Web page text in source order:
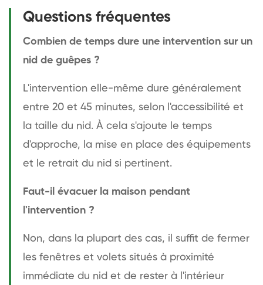
Questions fréquentes
Combien de temps dure une intervention sur un
nid de guêpes ?
L'intervention elle-même dure généralement
entre 20 et 45 minutes, selon l'accessibilité et
la taille du nid. À cela s'ajoute le temps
d'approche, la mise en place des équipements
et le retrait du nid si pertinent.
Faut-il évacuer la maison pendant
l'intervention ?
Non, dans la plupart des cas, il suffit de fermer
les fenêtres et volets situés à proximité
immédiate du nid et de rester à l'intérieur